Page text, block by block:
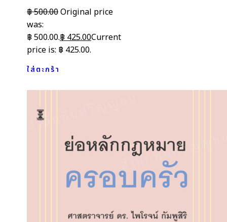
฿500.00Original price
was:
฿ 500.00.฿425.00Current
price is: ฿ 425.00.
ใส่ตะกร้า